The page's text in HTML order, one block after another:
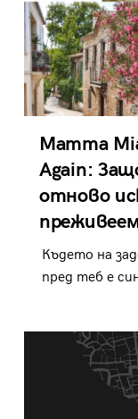
Mamma
Again:
отново
Където на
пред теб е